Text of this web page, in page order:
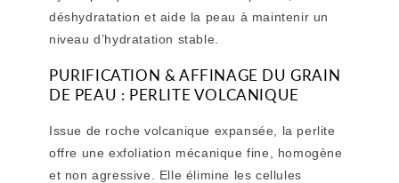
déshydratation et aide la peau à maintenir un
niveau d’hydratation stable.
PURIFICATION & AFFINAGE DU GRAIN
DE PEAU : PERLITE VOLCANIQUE
Issue de roche volcanique expansée, la perlite
offre une exfoliation mécanique fine, homogène
et non agressive. Elle élimine les cellules